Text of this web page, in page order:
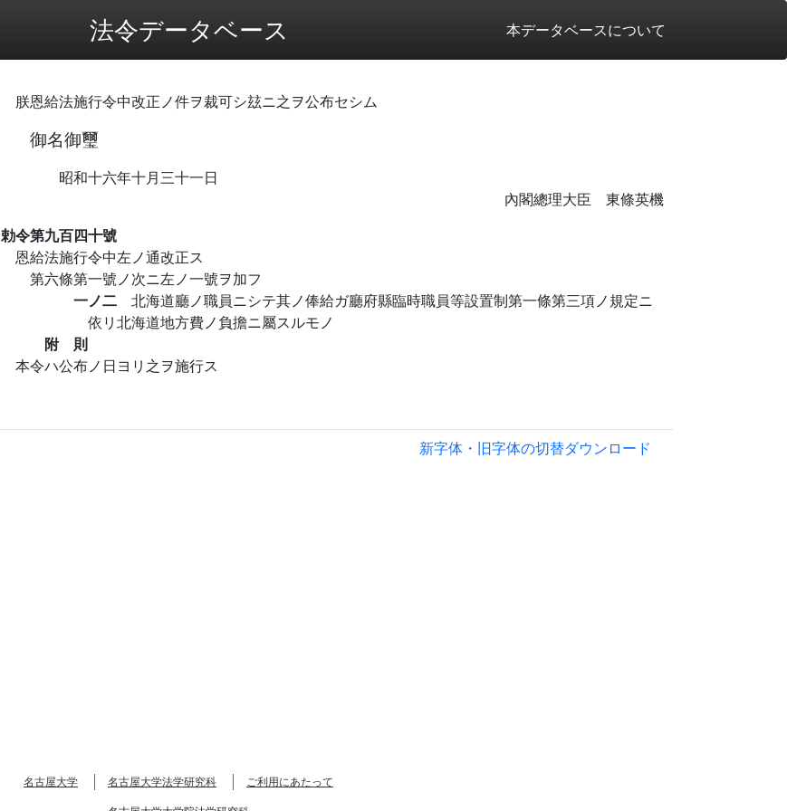
法令データベース 本データベースについて
朕恩給法施行令中改正ノ件ヲ裁可シ玆ニ之ヲ公布セシム
御名御璽
昭和十六年十月三十一日
內閣總理大臣 東條英機
勅令第九百四十號
恩給法施行令中左ノ通改正ス
第六條第一號ノ次ニ左ノ一號ヲ加フ
一ノ二 北海道廳ノ職員ニシテ其ノ俸給ガ廳府縣臨時職員等設置制第一條第三項ノ規定ニ
依リ北海道地方費ノ負擔ニ屬スルモノ
附 則
本令ハ公布ノ日ヨリ之ヲ施行ス
新字体・旧字体の切替ダウンロード
名古屋大学 名古屋大学法学研究科
ご利用にあたって